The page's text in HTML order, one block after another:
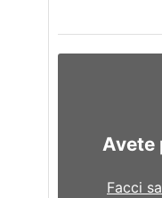
Avete
Facci